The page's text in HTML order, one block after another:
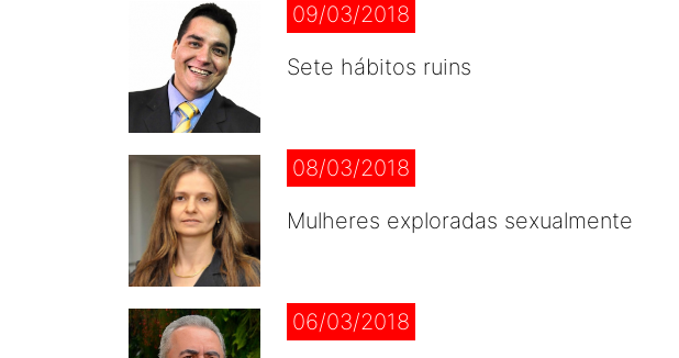
09/03/2018
Sete hábitos ruins
08/03/2018
Mulheres exploradas sexualmente
06/03/2018